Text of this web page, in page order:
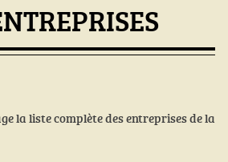
la liste complète des entreprises de la